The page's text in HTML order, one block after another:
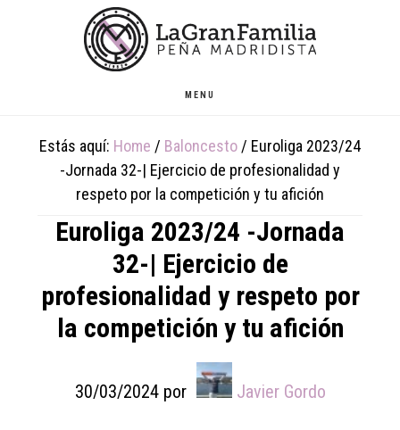
MENU
Estás aquí: Home / Baloncesto / Euroliga 2023/24
-Jornada 32-| Ejercicio de profesionalidad y
respeto por la competición y tu afición
Euroliga 2023/24 -Jornada
32-| Ejercicio de
profesionalidad y respeto por
la competición y tu afición
30/03/2024por Javier Gordo